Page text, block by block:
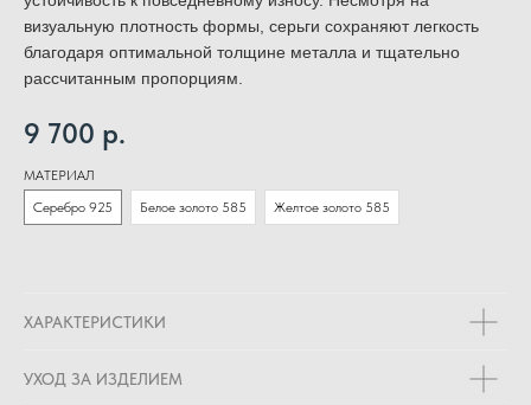
визуальную плотность формы, серьги сохраняют легкость
благодаря оптимальной толщине металла и тщательно
рассчитанным пропорциям.
9 700 р.
МАТЕРИАЛ
Серебро 925
Белое золото 585 Желтое золото 585
ХАРАКТЕРИСТИКИ
УХОД ЗА ИЗДЕЛИЕМ